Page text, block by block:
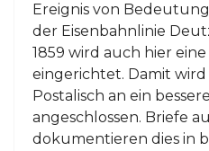
Ereignis von
der Eisenbahnlinie
1859 wird auch hier eine
eingerichtet. Damit
Postalisch an ein
angeschlossen. Briefe
dokumentieren dies in